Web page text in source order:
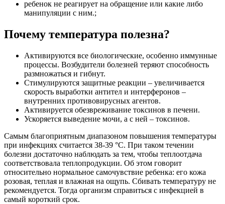
ребенок не реагирует на обращение или какие либо
манипуляции с ним.;
Почему температура полезна?
Активируются все биологические, особенно иммунные
процессы. Возбудители болезней теряют способность
размножаться и гибнут.
Стимулируются защитные реакции – увеличивается
скорость выработки антител и интерферонов –
внутренних противовирусных агентов.
Активируется обезвреживание токсинов в печени.
Ускоряется выведение мочи, а с ней – токсинов.
Самым благоприятным диапазоном повышения температуры
при инфекциях считается 38-39 °С. При таком течении
болезни достаточно наблюдать за тем, чтобы теплоотдача
соответствовала теплопродукции. Об этом говорит
относительно нормальное самочувствие ребенка: его кожа
розовая, теплая и влажная на ощупь. Сбивать температуру не
рекомендуется. Тогда организм справиться с инфекцией в
самый короткий срок.